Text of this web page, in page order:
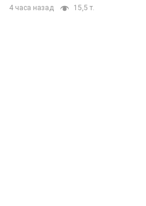
4 часа назад 15,5 т.